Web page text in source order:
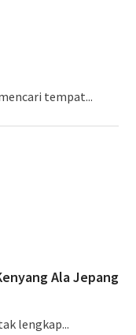
tempat...
Ala Jepang
lengkap...